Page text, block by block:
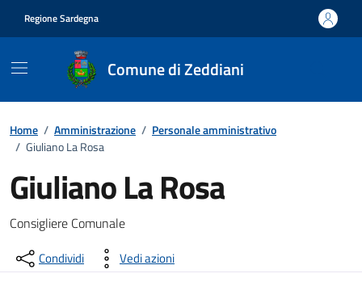
Regione Sardegna
Comune di Zeddiani
Home / Amministrazione / Personale amministrativo
/ Giuliano La Rosa
Giuliano La Rosa
Consigliere Comunale
Condividi Vedi azioni